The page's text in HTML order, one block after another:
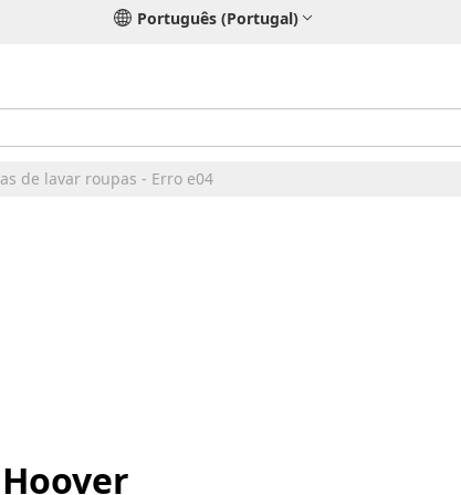
Português (Portugal)
de lavar roupas - Erro e04